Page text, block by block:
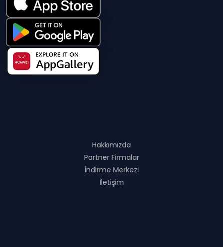
Hakkımızda
Partner Firmalar
İndirme Merkezi
İletişim